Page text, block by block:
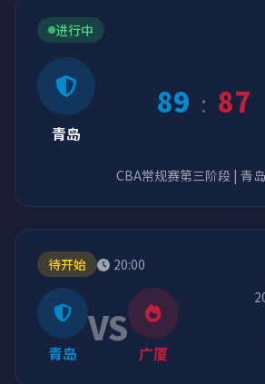
进行中
青岛
89 : 87
CBA常规赛第三阶段 | 青
待开始 20:00
青岛
VS
广厦